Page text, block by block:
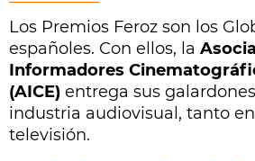
Los Premios Feroz son los
españoles. Con ellos, la
Informadores
(AICE) entrega sus
industria audiovisual, tanto
televisión.